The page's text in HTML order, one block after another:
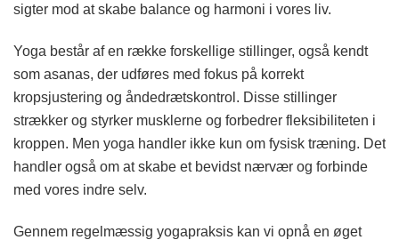
sigter mod at skabe balance og harmoni i vores liv.
Yoga består af en række forskellige stillinger, også kendt
som asanas, der udføres med fokus på korrekt
kropsjustering og åndedrætskontrol. Disse stillinger
strækker og styrker musklerne og forbedrer fleksibiliteten i
kroppen. Men yoga handler ikke kun om fysisk træning. Det
handler også om at skabe et bevidst nærvær og forbinde
med vores indre selv.
Gennem regelmæssig yogapraksis kan vi opnå en øget